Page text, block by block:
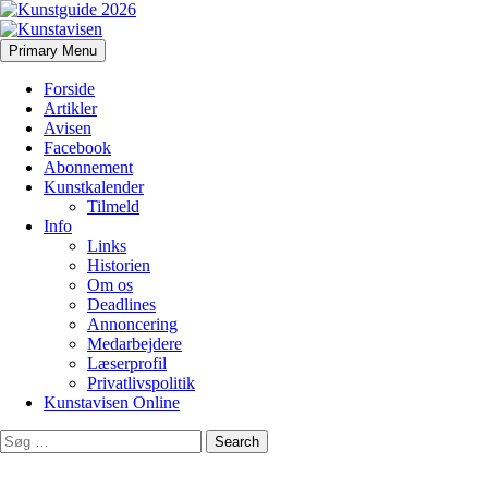
Kunstavisen
Search
Primary Menu Skip
to
Forside
Artikler
Avisen
Facebook
Abonnement
Kunstkalender
Tilmeld
Info
Links
Historien
Om os
Deadlines
Annoncering
Medarbejdere
Læserprofil
Privatlivspolitik
Kunstavisen Online
Search
for: